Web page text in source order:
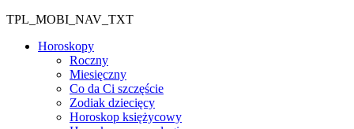
TPL_MOBI_NAV_TXT
Horoskopy
Roczny
Miesięczny
Co da Ci szczęście
Zodiak dziecięcy
Horoskop księżycowy